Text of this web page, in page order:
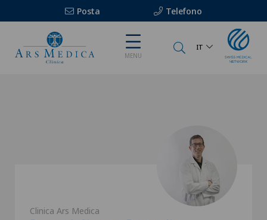
Posta Telefono
MENU
IT
Clinica Ars Medica